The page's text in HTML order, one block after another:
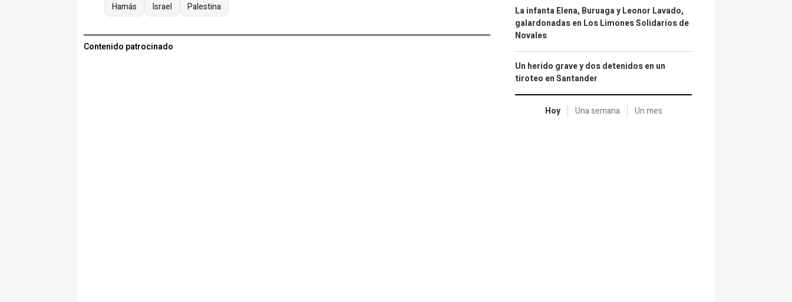
Hamás Israel Palestina
Contenido patrocinado
La infanta Elena, Buruaga y Leonor Lavado,
galardonadas en Los Limones Solidarios de
Novales
Un herido grave y dos detenidos en un
tiroteo en Santander
Hoy Una semana Un mes